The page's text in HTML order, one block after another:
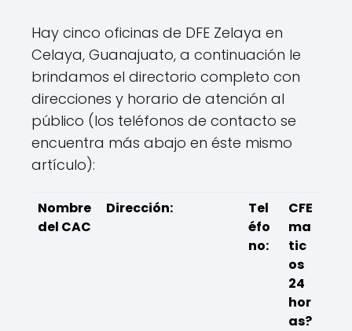
Hay cinco oficinas de DFE Zelaya en
Celaya, Guanajuato, a continuación le
brindamos el directorio completo con
direcciones y horario de atención al
público (los teléfonos de contacto se
encuentra más abajo en éste mismo
artículo):
Nombre
del CAC
Dirección:
Tel
éfo
no:
CFE
ma
tic
os
24
hor
as?